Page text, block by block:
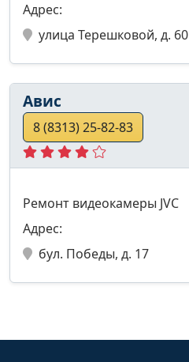
Адрес:
улица Терешковой, д. 60
Авис
8 (8313) 25-82-83
Ремонт видеокамеры JVC
Адрес:
бул. Победы, д. 17